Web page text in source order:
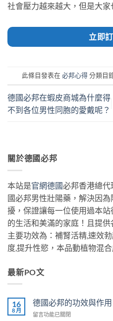
社會壓力越來越大，但是大
立即
此條目發表在 必邦心得分類目
德國必邦在蝦皮商城為什麼得
不到各位男性同胞的愛戴呢？
關於德國必邦
本站是官網德國必邦香港總
國必邦男性壯陽藥，解決因
擾，保證讓每一位使用過本
的生活和美滿的家庭！且提
主要功效為：補腎活精,速效
度,提升性慾，本品動植物混合
最新PO文
16
8 月
德國必邦的功效與作用
在
留言功能已關閉